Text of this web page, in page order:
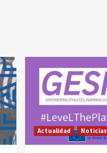
Actualidad Noticias